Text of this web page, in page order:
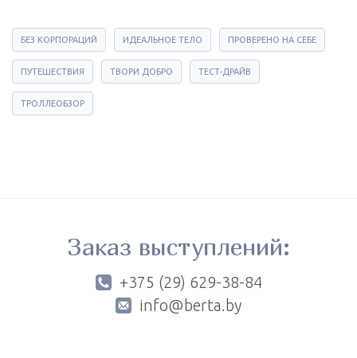
БЕЗ КОРПОРАЦИЙ ИДЕАЛЬНОЕ ТЕЛО ПРОВЕРЕНО НА СЕБЕ
ПУТЕШЕСТВИЯ ТВОРИ ДОБРО ТЕСТ-ДРАЙВ
ТРОЛЛЕОБЗОР
Заказ выступлений:
+375 (29) 629-38-84
info@berta.by